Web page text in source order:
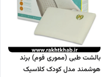
بالشت طبی (مموری فوم) برند
هوشمند مدل کودک کلاسیک